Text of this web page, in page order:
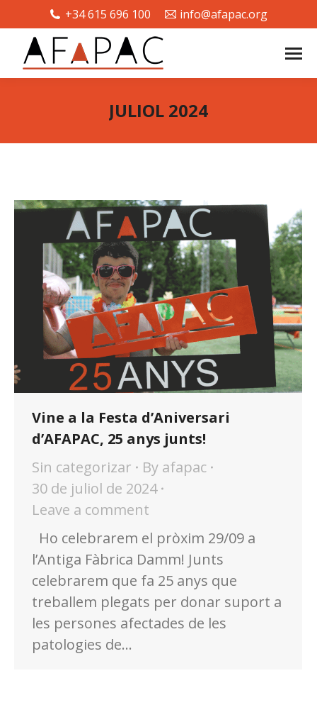
+34 615 696 100 info@afapac.org
JULIOL 2024
Vine a la Festa d’Aniversari
d’AFAPAC, 25 anys junts!
Sin categorizar
By afapac
30 de juliol de 2024
Leave a comment
Ho celebrarem el pròxim 29/09 a
l’Antiga Fàbrica Damm! Junts
celebrarem que fa 25 anys que
treballem plegats per donar suport a
les persones afectades de les
patologies de…